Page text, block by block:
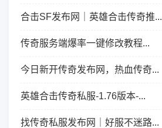
合击SF发布网｜英雄合击传奇推...
传奇服务端爆率一键修改教程...
今日新开传奇发布网，热血传奇...
英雄合击传奇私服-1.76版本-...
找传奇私服发布网｜好服不迷路...